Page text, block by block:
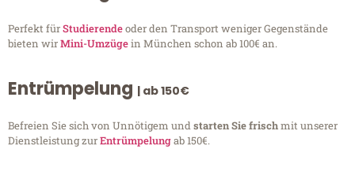
Perfekt fürStudierendeoder den Transport weniger Gegenstände
bieten wirMini-Umzügein München schon ab 100€ an.
Entrümpelung | ab 150€
Befreien Sie sich von Unnötigem undstarten Sie frischmit unserer
Dienstleistung zurEntrümpelungab 150€.